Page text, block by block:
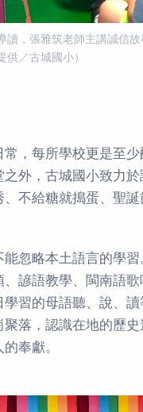
讀，張雅筑老師主講誠信故
供／古城國小）
，每所學校更是至
外，古城國小致力
不給糖就搗蛋、聖
忽略本土語言的學
諺語教學、閩南語
習的母語聽、說、
落，認識在地的歷
奉獻。